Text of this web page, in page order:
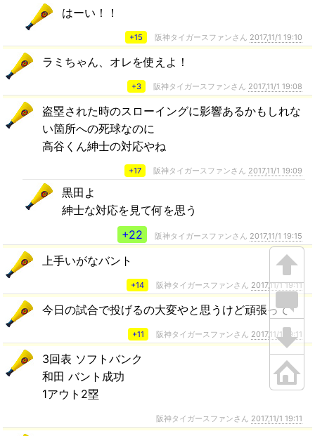
はーい！！
+15 阪神タイガースファンさん 2017,11/1 19:10
ラミちゃん、オレを使えよ！
+3 阪神タイガースファンさん 2017,11/1 19:08
盗塁された時のスローイングに影響あるかもしれな
い箇所への死球なのに
高谷くん紳士の対応やね
+17 阪神タイガースファンさん 2017,11/1 19:09
黒田よ
紳士な対応を見て何を思う
+22
阪神タイガースファンさん 2017,11/1 19:15
上手いがなバント
+14 阪神タイガースファンさん 2017,11/1 19:11
今日の試合で投げるの大変やと思うけど頑張って
+11 阪神タイガースファンさん 2017,11/1 19:11
3回表 ソフトバンク
和田 バント成功
1アウト2塁
阪神タイガースファンさん 2017,11/1 19:11